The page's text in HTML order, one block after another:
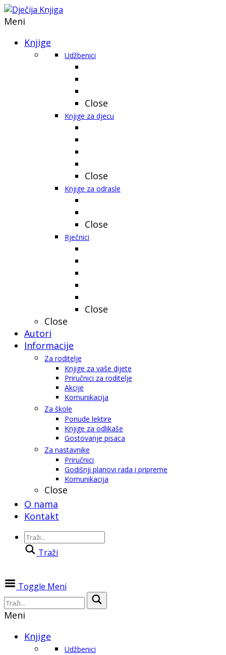
Meni
Knjige
Udžbenici
Close
Knjige za djecu
Close
Knjige za odrasle
Close
Rječnici
Close
Close
Autori
Informacije
Za roditelje
Knjige za vaše dijete
Priručnici za roditelje
Akcije
Komunikacija
Za škole
Ponude lektire
Knjige za odlikaše
Gostovanje pisaca
Za nastavnike
Priručnici
Godišnji planovi rada i pripreme
Komunikacija
Close
O nama
Kontakt
Traži
Toggle Meni
Meni
Knjige
Udžbenici